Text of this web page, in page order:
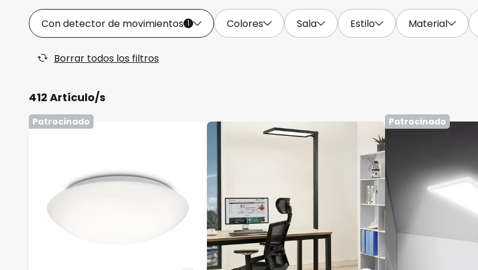
Con detector de movimientos 1 Colores Sala Estilo Material
Borrar todos los filtros
412 Artículo/s
Patrocinado Patrocinado